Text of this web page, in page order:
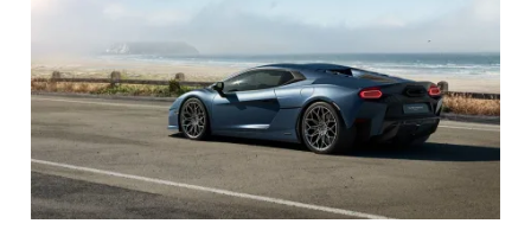
nálady
řidiče.
Lamborghini
ukázalo,
kam
směřuje
řízení
budoucnosti